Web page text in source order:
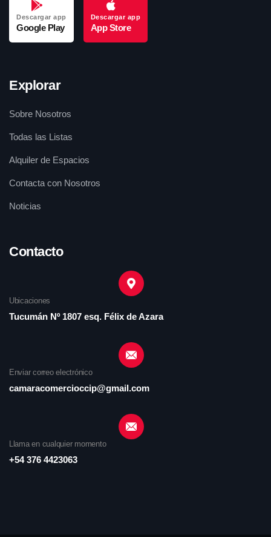
Descargar app
Google Play
Descargar app
App Store
Explorar
Sobre Nosotros
Todas las Listas
Alquiler de Espacios
Contacta con Nosotros
Noticias
Contacto
Ubicaciones
Tucumán Nº 1807 esq. Félix de Azara
Enviar correo electrónico
camaracomercioccip@gmail.com
Llama en cualquier momento
+54 376 4423063